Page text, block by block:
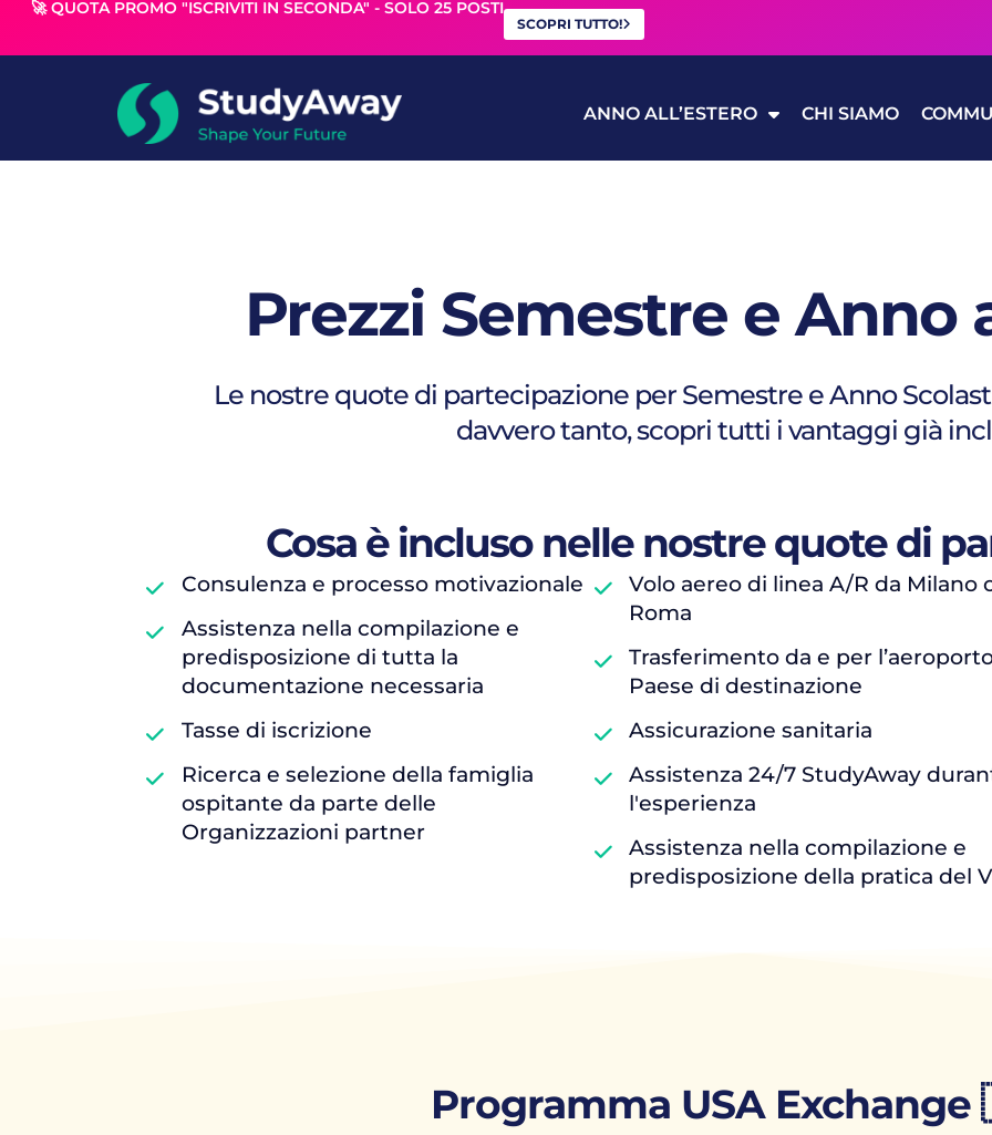
🚀 QUOTA PROMO "ISCRIVITI IN SECONDA" - SOLO 25 POSTI
SCOPRI TUTTO!
ANNO ALL’ESTERO CHI SIAMO
Prezzi Semestre e Anno
Le nostre quote di partecipazione per Semestre e Anno
davvero tanto, scopri tutti i vantaggi già
Cosa è incluso nelle nostre quote di
Consulenza e processo motivazionale
Assistenza nella compilazione e
predisposizione di tutta la
documentazione necessaria
Tasse di iscrizione
Ricerca e selezione della famiglia
ospitante da parte delle
Organizzazioni partner
Volo aereo di linea A/R da Milano
Roma
Trasferimento da e per
Paese di destinazione
Assicurazione sanitaria
Assistenza 24/7 StudyAway
l'esperienza
Assistenza nella compilazione e
predisposizione della pratica del
Programma USA